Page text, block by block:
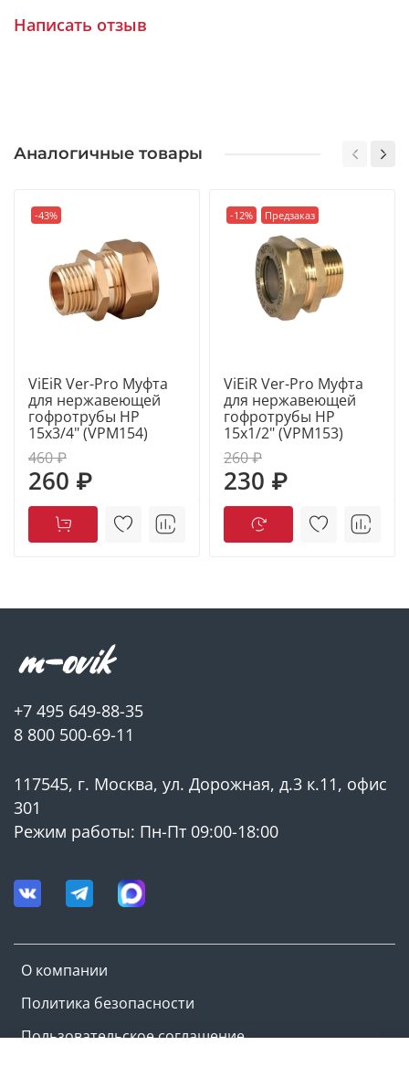
Написать отзыв
Аналогичные товары
-43%
ViEiR Ver-Pro Муфта
для нержавеющей
гофротрубы НР
15х3/4" (VPM154)
460 ₽
260 ₽
-12% Предзаказ
ViEiR Ver-Pro Муфта
для нержавеющей
гофротрубы НР
15х1/2" (VPM153)
260 ₽
230 ₽
О компании
Политика безопасности
Пользовательское соглашение
+7 495 649-88-35
8 800 500-69-11
117545, г. Москва, ул. Дорожная, д.3 к.11, офис
301
Режим работы: Пн-Пт 09:00-18:00